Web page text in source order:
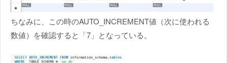
ちなみに、この時のAUTO_INCREMENT値（次に使われる
数値）を確認すると「7」となっている。